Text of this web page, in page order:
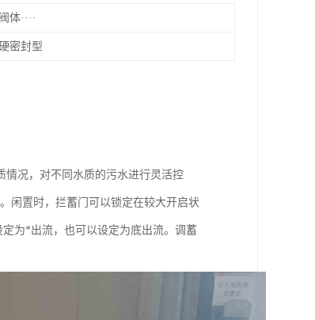
阀体····
密封型
情况，对不同水质的污水进行灵活控
闲置时，拦蓄门可以锁定在较大开启状
为*出流，也可以设定为底出流。调蓄